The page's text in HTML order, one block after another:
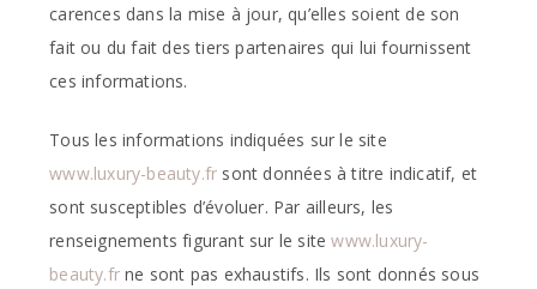
carences dans la mise à jour, qu’elles soient de son
fait ou du fait des tiers partenaires qui lui fournissent
ces informations.
Tous les informations indiquées sur le site
www.luxury-beauty.fr sont données à titre indicatif, et
sont susceptibles d’évoluer. Par ailleurs, les
renseignements figurant sur le sitewww.luxury-
beauty.frne sont pas exhaustifs. Ils sont donnés sous